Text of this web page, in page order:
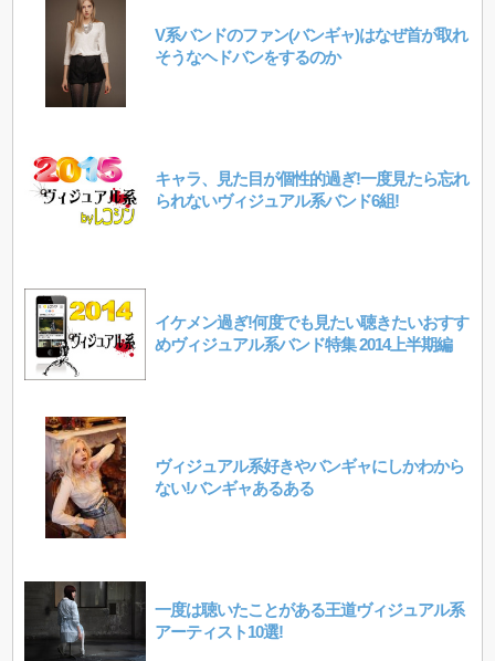
V系バンドのファン(バンギャ)はなぜ首が取れ
そうなヘドバンをするのか
キャラ、見た目が個性的過ぎ!一度見たら忘れ
られないヴィジュアル系バンド6組!
イケメン過ぎ!何度でも見たい聴きたいおすす
めヴィジュアル系バンド特集 2014上半期編
ヴィジュアル系好きやバンギャにしかわから
ない!バンギャあるある
一度は聴いたことがある王道ヴィジュアル系
アーティスト10選!